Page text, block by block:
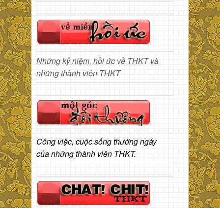
Những kỷ niệm, hồi ức về THKT và
những thành viên THKT
Công việc, cuộc sống thường ngày
của những thành viên THKT.